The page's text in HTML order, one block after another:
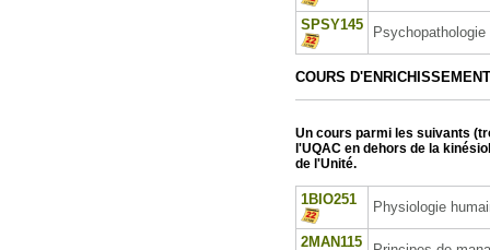
SPSY145
COURS D'ENRICHISSEMENT
Un cours parmi les suivants
l'UQAC en dehors de la
de l'Unité.
1BIO251 Physiologie
2MAN115